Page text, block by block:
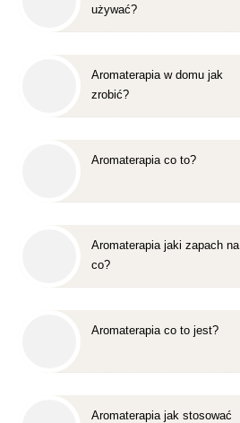
używać?
Aromaterapia w domu jak
zrobić?
Aromaterapia co to?
Aromaterapia jaki zapach na
co?
Aromaterapia co to jest?
Aromaterapia jak stosować